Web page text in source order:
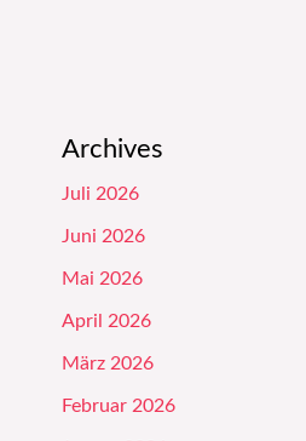
Archives
Juli 2026
Juni 2026
Mai 2026
April 2026
März 2026
Februar 2026